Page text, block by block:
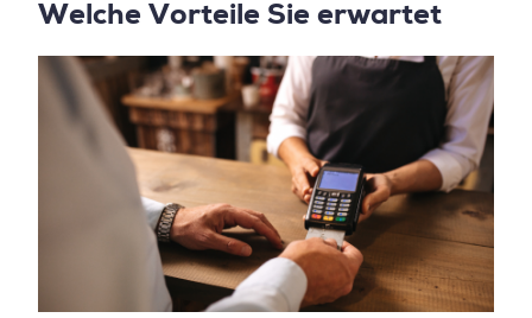
Welche Vorteile Sie erwartet